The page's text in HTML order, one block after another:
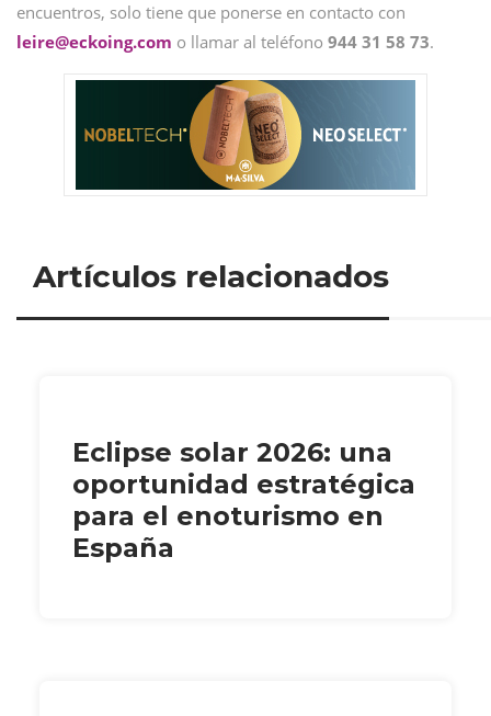
encuentros, solo tiene que ponerse en contacto con
leire@eckoing.com o llamar al teléfono 944 31 58 73.
Artículos relacionados
Eclipse solar 2026: una
oportunidad estratégica
para el enoturismo en
España